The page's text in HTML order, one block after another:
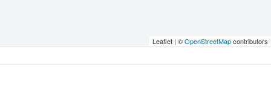
Leaflet | ©OpenStreetMapcontributors